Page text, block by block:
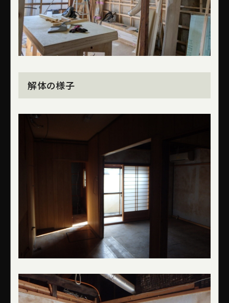
解体の様子